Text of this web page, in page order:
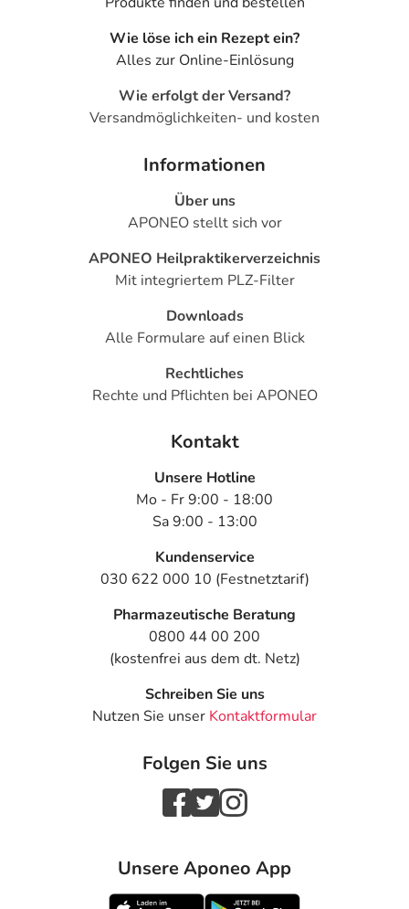
Wie löse ich ein Rezept ein?
Alles zur Online-Einlösung
Wie erfolgt der Versand?
Versandmöglichkeiten- und kosten
Informationen
Über uns
APONEO stellt sich vor
APONEO Heilpraktikerverzeichnis
Mit integriertem PLZ-Filter
Downloads
Alle Formulare auf einen Blick
Rechtliches
Rechte und Pflichten bei APONEO
Kontakt
Unsere Hotline
Mo - Fr 9:00 - 18:00
Sa 9:00 - 13:00
Kundenservice
030 622 000 10 (Festnetztarif)
Pharmazeutische Beratung
0800 44 00 200
(kostenfrei aus dem dt. Netz)
Schreiben Sie uns
Nutzen Sie unser Kontaktformular
Folgen Sie uns
Unsere Aponeo App